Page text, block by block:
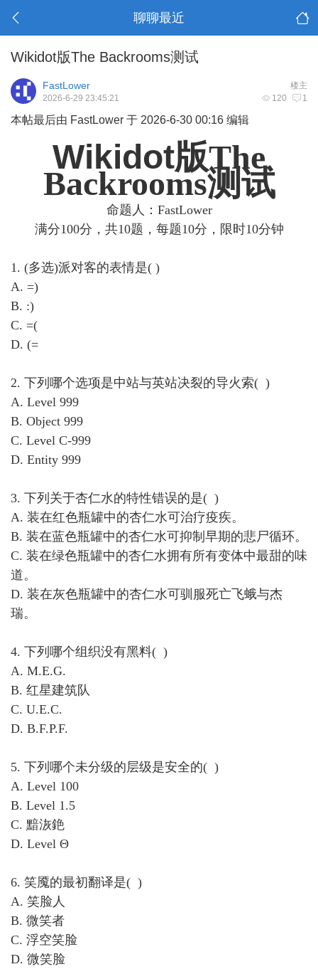
聊聊最近
Wikidot版The Backrooms测试
楼主
FastLower
120 1
2026-6-29 23:45:21
本帖最后由 FastLower 于 2026-6-30 00:16 编辑
Wikidot版The
Backrooms测试
命题人：FastLower
满分100分，共10题，每题10分，限时10分钟
1. (多选)派对客的表情是( )
A. =)
B. :)
C. =(
D. (=
2. 下列哪个选项是中站与英站决裂的导火索( )
A. Level 999
B. Object 999
C. Level C-999
D. Entity 999
3. 下列关于杏仁水的特性错误的是( )
A. 装在红色瓶罐中的杏仁水可治疗疫疾。
B. 装在蓝色瓶罐中的杏仁水可抑制早期的悲尸循环。
C. 装在绿色瓶罐中的杏仁水拥有所有变体中最甜的味
道。
D. 装在灰色瓶罐中的杏仁水可驯服死亡飞蛾与杰
瑞。
4. 下列哪个组织没有黑料( )
A. M.E.G.
B. 红星建筑队
C. U.E.C.
D. B.F.P.F.
5. 下列哪个未分级的层级是安全的( )
A. Level 100
B. Level 1.5
C. 黯洃銫
D. Level Θ
6. 笑魇的最初翻译是( )
A. 笑脸人
B. 微笑者
C. 浮空笑脸
D. 微笑脸